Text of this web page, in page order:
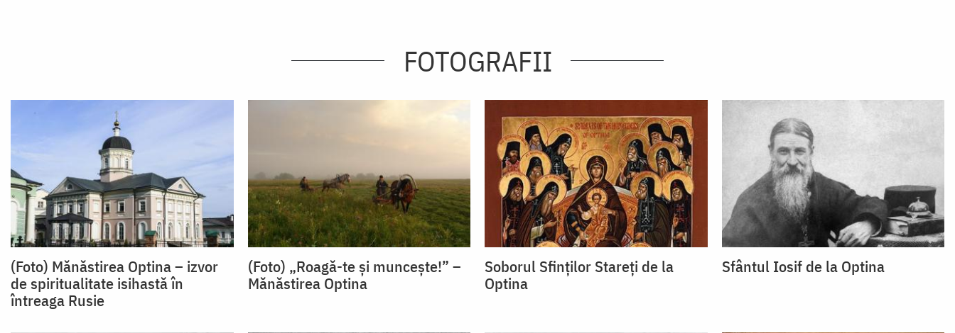
FOTOGRAFII
(Foto) Mănăstirea Optina – izvor
de spiritualitate isihastă în
întreaga Rusie
(Foto) „Roagă-te și muncește!” –
Mănăstirea Optina
Soborul Sfinţilor Stareţi de la
Optina
Sfântul Iosif de la Optina